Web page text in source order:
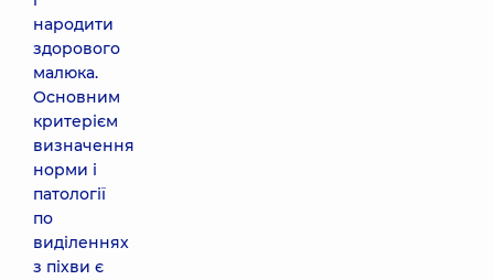
народити
здорового
малюка.
Основним
критерієм
визначення
норми і
патології
по
виділеннях
з піхви є